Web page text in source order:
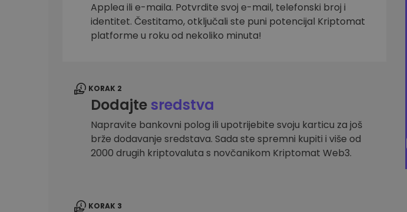
Istraživač ulaganja
Pronađi svoju kripto strategiju
Applea ili e-maila. Potvrdite svoj e-mail, telefonski broj i
identitet. Čestitamo, otključali ste puni potencijal Kriptomat
platforme u roku od nekoliko minuta!
KORAK 2
Dodajtesredstva
Napravite bankovni polog ili upotrijebite svoju karticu za još
brže dodavanje sredstava. Sada ste spremni kupiti i više od
2000 drugih kriptovaluta s novčanikom Kriptomat Web3.
KORAK 3